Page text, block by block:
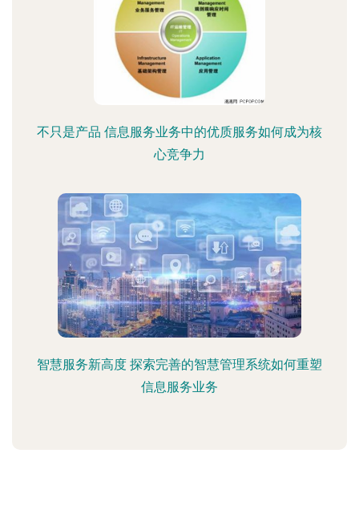
不只是产品 信息服务业务中的优质服务如何成为核
心竞争力
智慧服务新高度 探索完善的智慧管理系统如何重塑
信息服务业务